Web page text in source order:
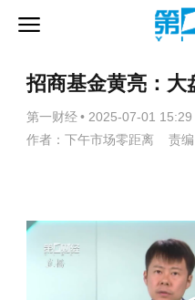
招商基金黄亮：大
第一财经 • 2025-07-01 15:29
作者：下午市场零距离 责编